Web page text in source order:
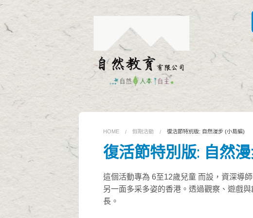
HOME 假期活動 復活節特別版: 自然漫步 (小島編)
復活節特別版: 自然
這個活動專為 6至12歲兒童 而設，資深導
另一面多采多姿的香港。透過觀察、遊戲
長。